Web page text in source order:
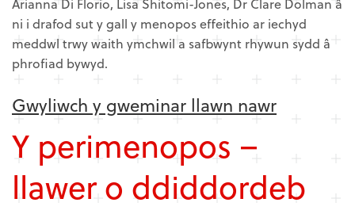
Arianna Di Florio, Lisa Shitomi-Jones, Dr Clare Dolman â
ni i drafod sut y gall y menopos effeithio ar iechyd
meddwl trwy waith ymchwil a safbwynt rhywun sydd â
phrofiad bywyd.
Gwyliwch y gweminar llawn nawr
Y perimenopos –
llawer o ddiddordeb